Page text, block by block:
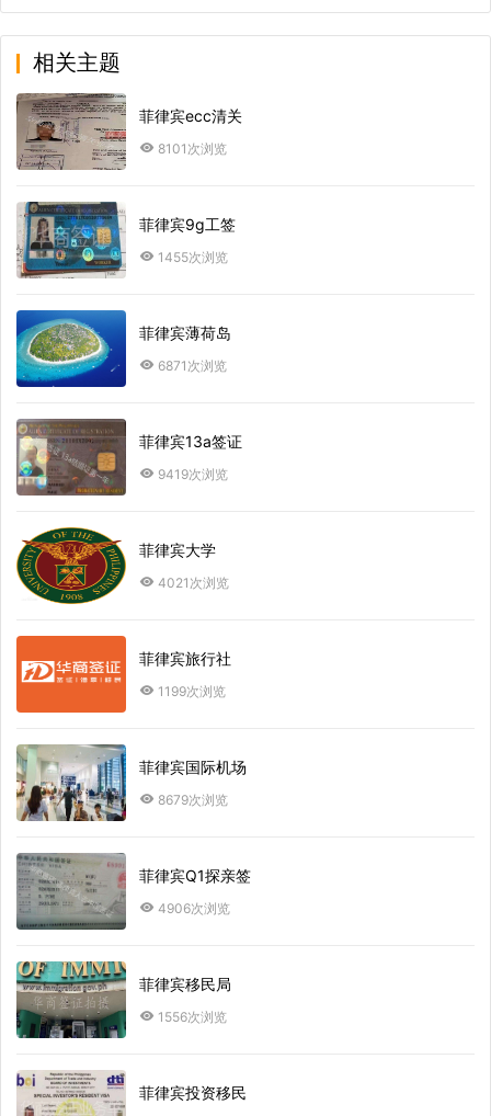
相关主题
菲律宾ecc清关
8101次浏览
菲律宾9g工签
1455次浏览
菲律宾薄荷岛
6871次浏览
菲律宾13a签证
9419次浏览
菲律宾大学
4021次浏览
菲律宾旅行社
1199次浏览
菲律宾国际机场
8679次浏览
菲律宾Q1探亲签
4906次浏览
菲律宾移民局
1556次浏览
菲律宾投资移民